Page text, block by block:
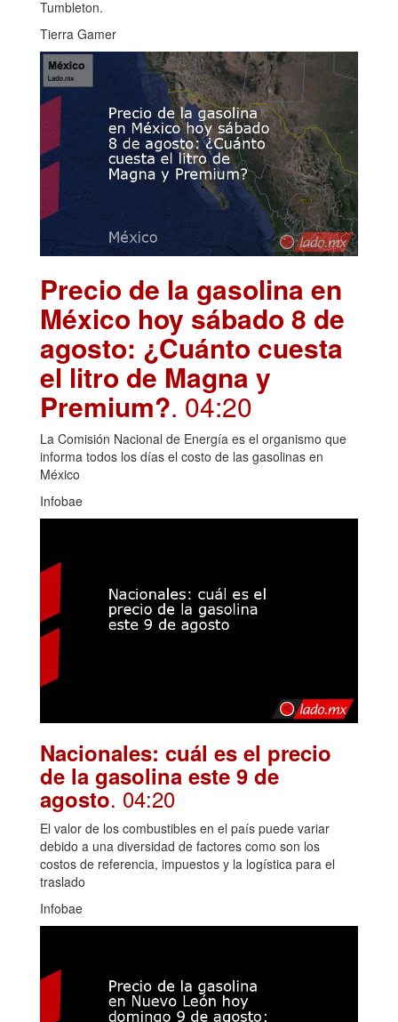
Tumbleton.
Tierra Gamer
Precio de la gasolina en
México hoy sábado 8 de
agosto: ¿Cuánto cuesta
el litro de Magna y
Premium?. 04:20
La Comisión Nacional de Energía es el organismo que
informa todos los días el costo de las gasolinas en
México
Infobae
Nacionales: cuál es el precio
de la gasolina este 9 de
agosto. 04:20
El valor de los combustibles en el país puede variar
debido a una diversidad de factores como son los
costos de referencia, impuestos y la logística para el
traslado
Infobae